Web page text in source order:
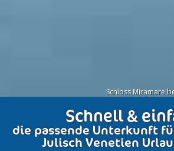
Schloss Miramare
Schnell &
die passende Unterkunft
Julisch Venetien